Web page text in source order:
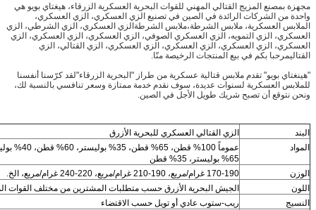
المزيج القتالي المهني للقوات البحرية العسكرية الزرقاء، هيغتاي بويو هي
الرائدة في الصين في تصنيع الزي العسكري، الزي العسكري،
ملابس الشرطة،ملابس الشرطةالزي العسكري، الزي الشرطي، الزي
التمويه، الزي العسكري الصوفي، الزي العسكري، الزي العسكري، الزي
العسكري، الزي العسكري، الزي العسكري، الزي القتالي، الزي
بكم في بيع المنتجات الرخيصة منّا.
تقدم ملابس قتالية عسكرية من طراز "البحرية الزرقاء"لقد كرّسنا أنفسنا
لسنوات عديدة، سوف نقدم خدمة ممتازة وسعر تنافسي بالنسبة لك،
أن تصبح شريك طويل الأجل في الصين.
الزي القتالي العسكري للبحرية الأزرق
عموماً 100% قطن، 65% قطن، 35% بوليستر، 60% قطن، 40% بوليستر أو
الجيش البحرية الأزرق حسب متطلبات المشترين من مختلف القوات المسلحة.
ريب-ستوب عادي أو تويل حسب الاقتضاء